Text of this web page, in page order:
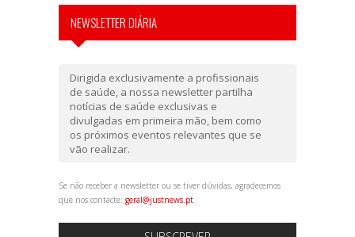
NEWSLETTER DIÁRIA
Dirigida exclusivamente a profissionais
de saúde, a nossa newsletter partilha
notícias de saúde exclusivas e
divulgadas em primeira mão, bem como
os próximos eventos relevantes que se
vão realizar.
Se não receber a newsletter ou se tiver dúvidas, agradecemos
que nos contacte: geral@justnews.pt